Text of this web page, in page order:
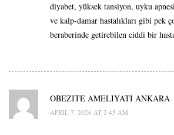
diyabet, yüksek tansiyon, uyku
ve kalp-damar hastalıkları gibi pek
beraberinde getirebilen ciddi bir
OBEZITE AMELIYATI ANKARA
APRIL 7, 2026 AT 2:45 AM